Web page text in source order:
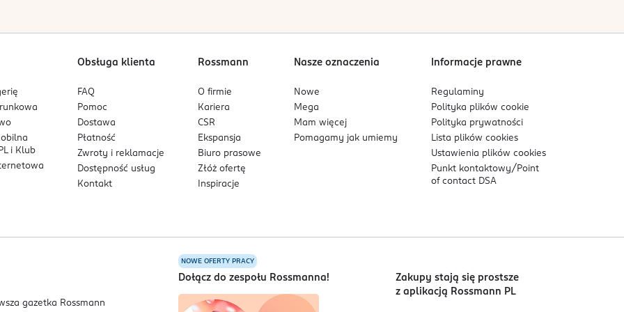
i Klub
Obsługa klienta
FAQ
Pomoc
Dostawa
Płatność
Zwroty i reklamacje
Dostępność usług
Kontakt
Rossmann
O firmie
Kariera
CSR
Ekspansja
Biuro prasowe
Złóż ofertę
Inspiracje
Nasze oznaczenia
Nowe
Mega
Mam więcej
Pomagamy jak umiemy
Informacje prawne
Regulaminy
Polityka plikówcookie
Polityka prywatności
Lista plikówcookies
Ustawienia plikówcookies
Punkt kontaktowy/ Point
of contact DSA
NOWE OFERTY PRACY
Dołącz do zespołu Rossmanna!
Zakupy stają się prostsze
z aplikacją Rossmann PL